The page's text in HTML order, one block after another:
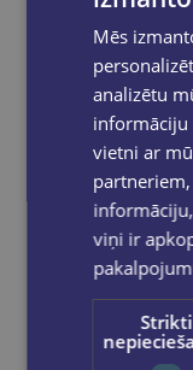
cenas
izsūtīti
e-pastu
Mēs
analizētu
informāciju
vietni ar
viņi ir
Strikti